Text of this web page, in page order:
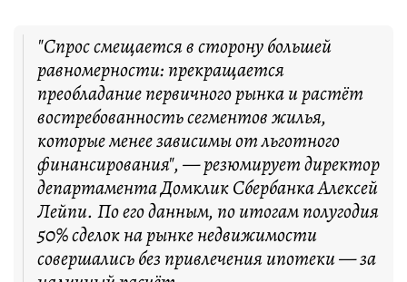
"Спрос смещается в сторону большей
равномерности: прекращается
преобладание первичного рынка и растёт
востребованность сегментов жилья,
которые менее зависимы от льготного
финансирования", — резюмирует директор
департамента Домклик Сбербанка Алексей
Лейпи. По его данным, по итогам полугодия
50% сделок на рынке недвижимости
совершались без привлечения ипотеки — за